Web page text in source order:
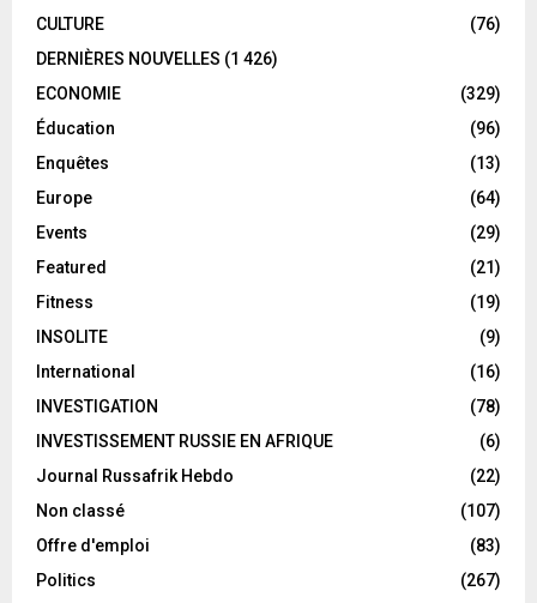
CULTURE
(76)
DERNIÈRES NOUVELLES (1 426)
ECONOMIE
(329)
Éducation
(96)
Enquêtes
(13)
Europe
(64)
Events
(29)
Featured
(21)
Fitness
(19)
INSOLITE
(9)
International
(16)
INVESTIGATION
(78)
INVESTISSEMENT RUSSIE EN AFRIQUE
(6)
Journal Russafrik Hebdo
(22)
Non classé
(107)
Offre d'emploi
(83)
Politics
(267)